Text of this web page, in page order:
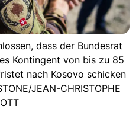
dass der Bundesrat
Kontingent von bis zu 85
nach Kosovo schicken
JEAN-CHRISTOPHE